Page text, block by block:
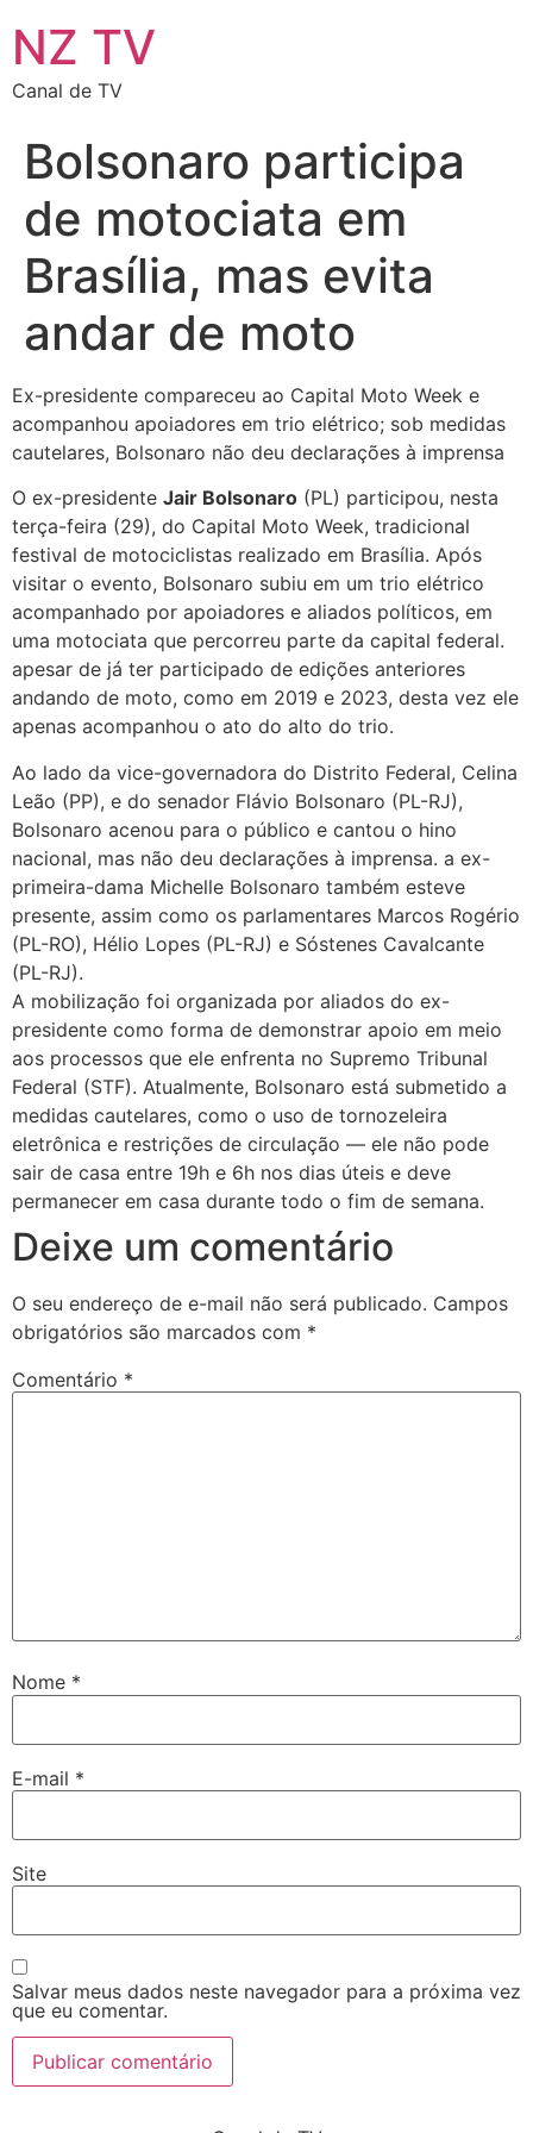
NZ TV
Canal de TV
Bolsonaro participa
de motociata em
Brasília, mas evita
andar de moto
Ex-presidente compareceu ao Capital Moto Week e
acompanhou apoiadores em trio elétrico; sob medidas
cautelares, Bolsonaro não deu declarações à imprensa
O ex-presidente Jair Bolsonaro (PL) participou, nesta
terça-feira (29), do Capital Moto Week, tradicional
festival de motociclistas realizado em Brasília. Após
visitar o evento, Bolsonaro subiu em um trio elétrico
acompanhado por apoiadores e aliados políticos, em
uma motociata que percorreu parte da capital federal.
apesar de já ter participado de edições anteriores
andando de moto, como em 2019 e 2023, desta vez ele
apenas acompanhou o ato do alto do trio.
Ao lado da vice-governadora do Distrito Federal, Celina
Leão (PP), e do senador Flávio Bolsonaro (PL-RJ),
Bolsonaro acenou para o público e cantou o hino
nacional, mas não deu declarações à imprensa. a ex-
primeira-dama Michelle Bolsonaro também esteve
presente, assim como os parlamentares Marcos Rogério
(PL-RO), Hélio Lopes (PL-RJ) e Sóstenes Cavalcante
(PL-RJ).
A mobilização foi organizada por aliados do ex-
presidente como forma de demonstrar apoio em meio
aos processos que ele enfrenta no Supremo Tribunal
Federal (STF). Atualmente, Bolsonaro está submetido a
medidas cautelares, como o uso de tornozeleira
eletrônica e restrições de circulação — ele não pode
sair de casa entre 19h e 6h nos dias úteis e deve
permanecer em casa durante todo o fim de semana.
Deixe um comentário
O seu endereço de e-mail não será publicado. Campos
obrigatórios são marcados com *
Comentário *
Nome *
E-mail *
Site
Salvar meus dados neste navegador para a próxima vez
que eu comentar.